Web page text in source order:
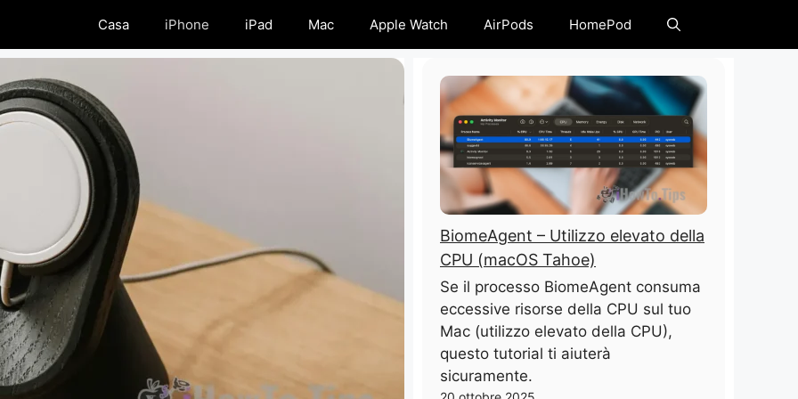
Casa iPhone iPad Mac Apple Watch AirPods HomePod
BiomeAgent – ​​Utilizzo elevato della
CPU (macOS Tahoe)
Se il processo BiomeAgent consuma
eccessive risorse della CPU sul tuo
Mac (utilizzo elevato della CPU),
questo tutorial ti aiuterà
sicuramente.